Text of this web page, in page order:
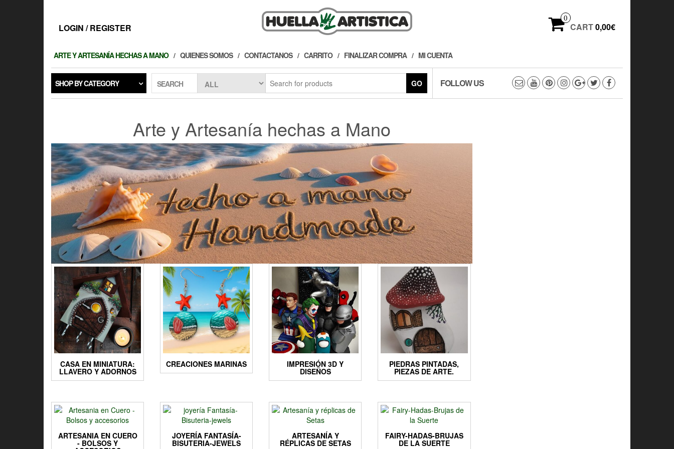
LOGIN / REGISTER
0
CART0,00€
ARTE Y ARTESANÍA HECHAS A MANO QUIENES SOMOS CONTACTANOS CARRITO FINALIZAR COMPRA MI CUENTA
SHOP BY CATEGORY SEARCH GO FOLLOW US
Arte y Artesanía hechas a Mano
CASA EN MINIATURA:
LLAVERO Y ADORNOS
CREACIONES MARINAS IMPRESIÓN 3D Y
DISEÑOS
PIEDRAS PINTADAS,
PIEZAS DE ARTE.
ARTESANIA EN CUERO
- BOLSOS Y
JOYERÍA FANTASÍA-
BISUTERIA-JEWELS
ARTESANÍA Y
RÉPLICAS DE SETAS
FAIRY-HADAS-BRUJAS
DE LA SUERTE